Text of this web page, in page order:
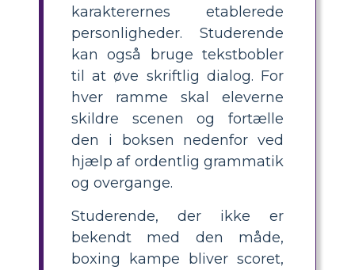
karakterernes etablerede
personligheder. Studerende
kan også bruge tekstbobler
til at øve skriftlig dialog. For
hver ramme skal eleverne
skildre scenen og fortælle
den i boksen nedenfor ved
hjælp af ordentlig grammatik
og overgange.
Studerende, der ikke er
bekendt med den måde,
boxing kampe bliver scoret,